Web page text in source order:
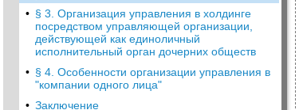
• § 3. Организация управления в холдинге
посредством управляющей организации,
действующей как единоличный
исполнительный орган дочерних обществ
• § 4. Особенности организации управления в
"компании одного лица"
• Заключение